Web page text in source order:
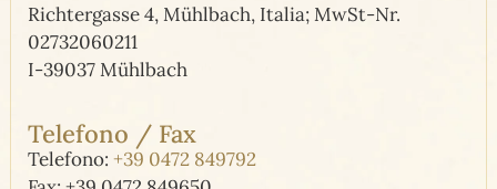
Richtergasse 4, Mühlbach, Italia; MwSt-Nr.
02732060211
I-39037 Mühlbach
Telefono / Fax
Telefono: +39 0472 849792